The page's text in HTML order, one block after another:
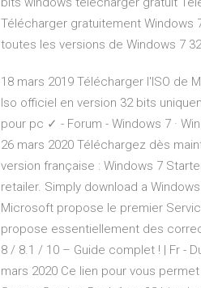
Télécharger gratuitement Windows
toutes les versions de Windows 7
18 mars 2019 Télécharger l'ISO de
Iso officiel en version 32 bits
pour pc ✓ - Forum - Windows 7 ·
26 mars 2020 Téléchargez dès
version française : Windows 7
retailer. Simply download a
Microsoft propose le premier
propose essentiellement des
8 / 8.1 / 10 – Guide complet ! | Fr -
mars 2020 Ce lien pour vous